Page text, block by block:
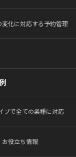
変化に対応する予約管理
プで全ての業種に対応
お役立ち情報